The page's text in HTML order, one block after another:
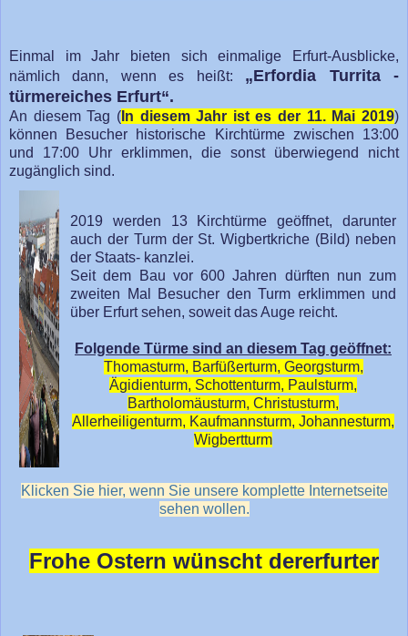
Einmal im Jahr bieten sich einmalige Erfurt-Ausblicke,
nämlich dann, wenn es heißt: „Erfordia Turrita -
türmereiches Erfurt“.
An diesem Tag (In diesem Jahr ist es der 11. Mai 2019)
können Besucher historische Kirchtürme zwischen 13:00
und 17:00 Uhr erklimmen, die sonst überwiegend nicht
zugänglich sind.
2019 werden 13 Kirchtürme geöffnet, darunter
auch der Turm der St. Wigbertkriche (Bild) neben
der Staats- kanzlei.
Seit dem Bau vor 600 Jahren dürften nun zum
zweiten Mal Besucher den Turm erklimmen und
über Erfurt sehen, soweit das Auge reicht.
Folgende Türme sind an diesem Tag geöffnet:
Thomasturm, Barfüßerturm, Georgsturm,
Ägidienturm, Schottenturm, Paulsturm,
Bartholomäusturm, Christusturm,
Allerheiligenturm, Kaufmannsturm, Johannesturm,
Wigbertturm
Klicken Sie hier, wenn Sie unsere komplette Internetseite
sehen wollen.
Frohe Ostern wünscht dererfurter